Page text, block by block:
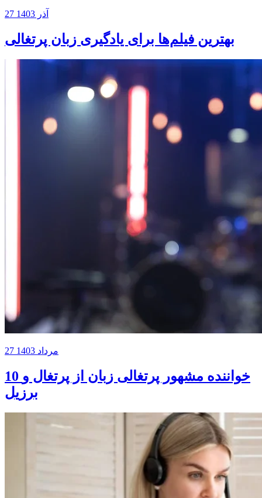
27 آذر 1403
بهترین فیلم‌ها برای یادگیری زبان پرتغالی
27 مرداد 1403
10 خواننده مشهور پرتغالی زبان از پرتغال و
برزیل